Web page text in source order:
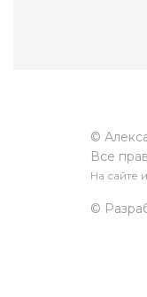
©
Все
На сайте
©